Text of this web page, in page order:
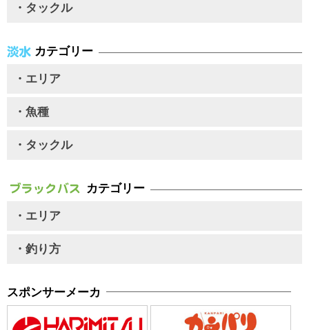
・タックル
カテゴリー
・エリア
・魚種
・タックル
カテゴリー
・エリア
・釣り方
スポンサーメーカ